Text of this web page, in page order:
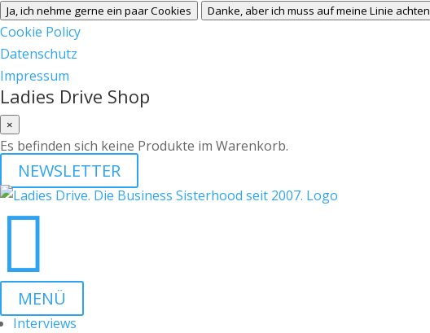
Ja, ich nehme gerne ein paar Cookies Danke, aber ich muss auf meine Linie achten
Cookie Policy
Datenschutz
Impressum
Ladies Drive Shop
×
Es befinden sich keine Produkte im Warenkorb.
NEWSLETTER

MENÜ
Interviews